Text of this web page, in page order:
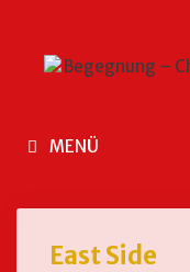
MENÜ
East Side